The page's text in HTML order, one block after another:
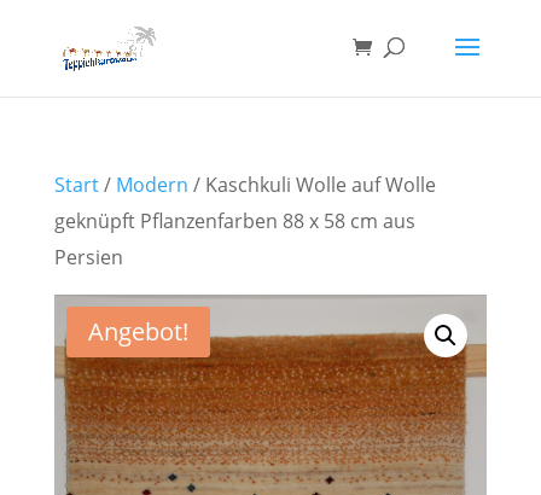
Start/ Modern / Kaschkuli Wolle auf Wolle
geknüpft Pflanzenfarben 88 x 58 cm aus
Persien
Angebot!